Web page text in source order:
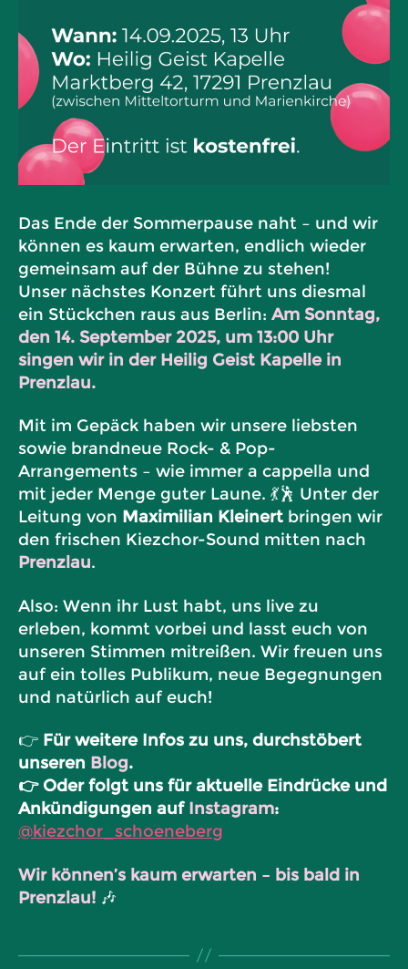
Das Ende der Sommerpause naht – und wir
können es kaum erwarten, endlich wieder
gemeinsam auf der Bühne zu stehen!
Unser nächstes Konzert führt uns diesmal
ein Stückchen raus aus Berlin: Am Sonntag,
den 14. September 2025, um 13:00 Uhr
singen wir in der Heilig Geist Kapelle in
Prenzlau.
Mit im Gepäck haben wir unsere liebsten
sowie brandneue Rock- & Pop-
Arrangements – wie immer a cappella und
mit jeder Menge guter Laune. 💃🕺 Unter der
Leitung von Maximilian Kleinert bringen wir
den frischen Kiezchor-Sound mitten nach
Prenzlau.
Also: Wenn ihr Lust habt, uns live zu
erleben, kommt vorbei und lasst euch von
unseren Stimmen mitreißen. Wir freuen uns
auf ein tolles Publikum, neue Begegnungen
und natürlich auf euch!
👉 Für weitere Infos zu uns, durchstöbert
unseren Blog.
👉 Oder folgt uns für aktuelle Eindrücke und
Ankündigungen auf Instagram:
@kiezchor_schoeneberg
Wir können’s kaum erwarten – bis bald in
Prenzlau! 🎶